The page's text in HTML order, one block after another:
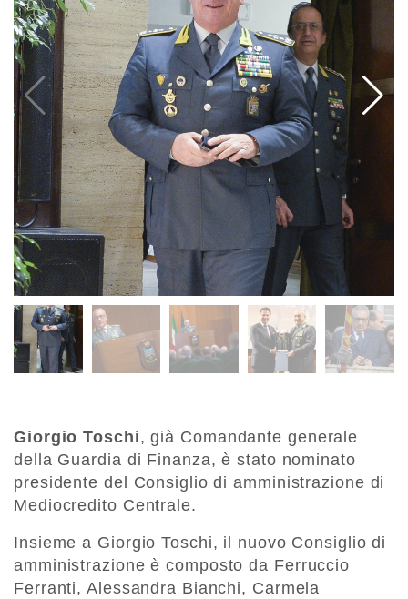
Giorgio Toschi, già Comandante generale
della Guardia di Finanza, è stato nominato
presidente del Consiglio di amministrazione di
Mediocredito Centrale.
Insieme a Giorgio Toschi, il nuovo Consiglio di
amministrazione è composto da Ferruccio
Ferranti, Alessandra Bianchi, Carmela